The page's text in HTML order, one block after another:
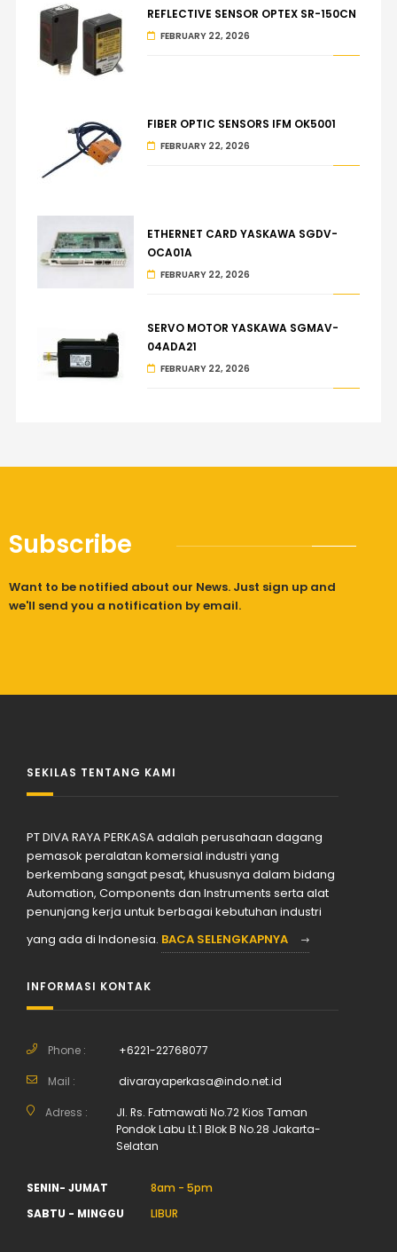
REFLECTIVE SENSOR OPTEX SR-150CN
FEBRUARY 22, 2026
FIBER OPTIC SENSORS IFM OK5001
FEBRUARY 22, 2026
ETHERNET CARD YASKAWA SGDV-
OCA01A
FEBRUARY 22, 2026
SERVO MOTOR YASKAWA SGMAV-
04ADA21
FEBRUARY 22, 2026
Subscribe
Want to be notified about our News. Just sign up and
we'll send you a notification by email.
SEKILAS TENTANG KAMI
PT DIVA RAYA PERKASA adalah perusahaan dagang
pemasok peralatan komersial industri yang
berkembang sangat pesat, khususnya dalam bidang
Automation, Components dan Instruments serta alat
penunjang kerja untuk berbagai kebutuhan industri
yang ada di Indonesia. BACA SELENGKAPNYA
INFORMASI KONTAK
Phone : +6221-22768077
Mail : divarayaperkasa@indo.net.id
Adress :
Jl. Rs. Fatmawati No.72 Kios Taman
Pondok Labu Lt.1 Blok B No.28 Jakarta-
Selatan
SENIN- JUMAT
8am - 5pm
SABTU - MINGGU
LIBUR